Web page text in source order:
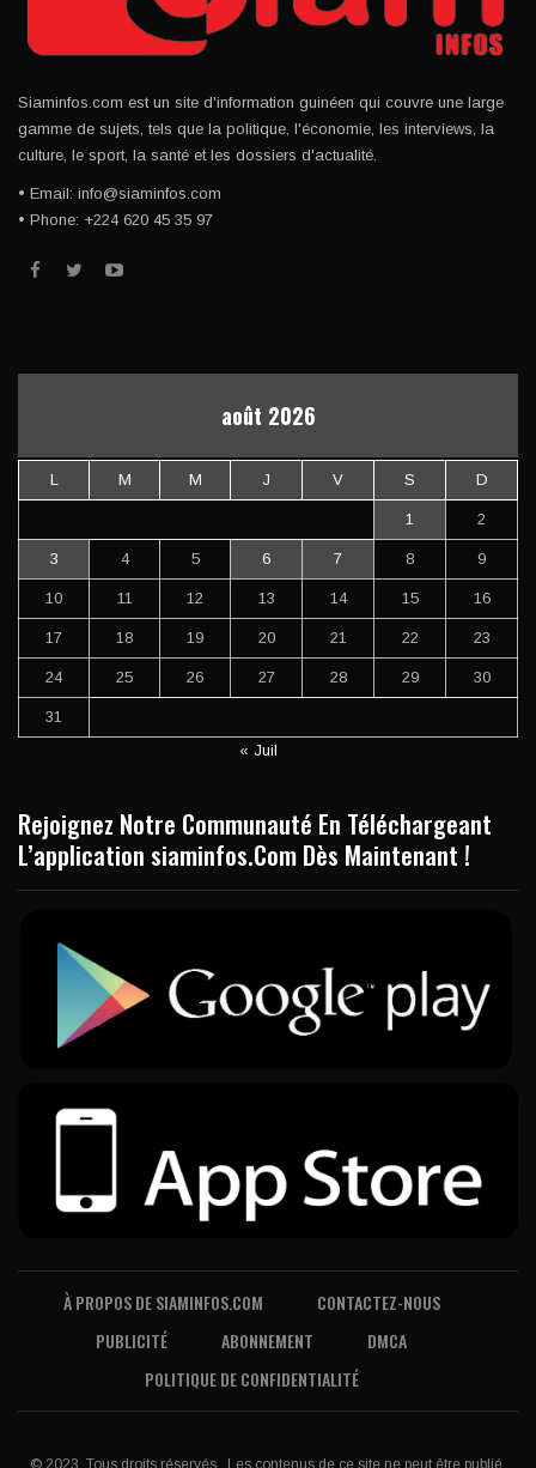
Siaminfos.com est un site d'information guinéen qui couvre une large
gamme de sujets, tels que la politique, l'économie, les interviews, la
culture, le sport, la santé et les dossiers d'actualité.
• Email: info@siaminfos.com
• Phone: +224 620 45 35 97
août 2026
L M M J V S D
1 2
3 4 5 6 7 8 9
10 11 12 13 14 15 16
17 18 19 20 21 22 23
24 25 26 27 28 29 30
31
« Juil
Rejoignez Notre Communauté En Téléchargeant
L’application siaminfos.Com Dès Maintenant !
À PROPOS DE SIAMINFOS.COM
CONTACTEZ-NOUS
PUBLICITÉ
ABONNEMENT
DMCA
POLITIQUE DE CONFIDENTIALITÉ
© 2023, Tous droits réservés . Les contenus de ce site ne peut être publié,